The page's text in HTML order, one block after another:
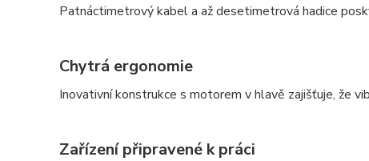
Patnáctimetrový kabel a až desetimetrová hadice
Chytrá ergonomie
Inovativní konstrukce s motorem v hlavě zajišťuje, že
Zařízení připravené k práci